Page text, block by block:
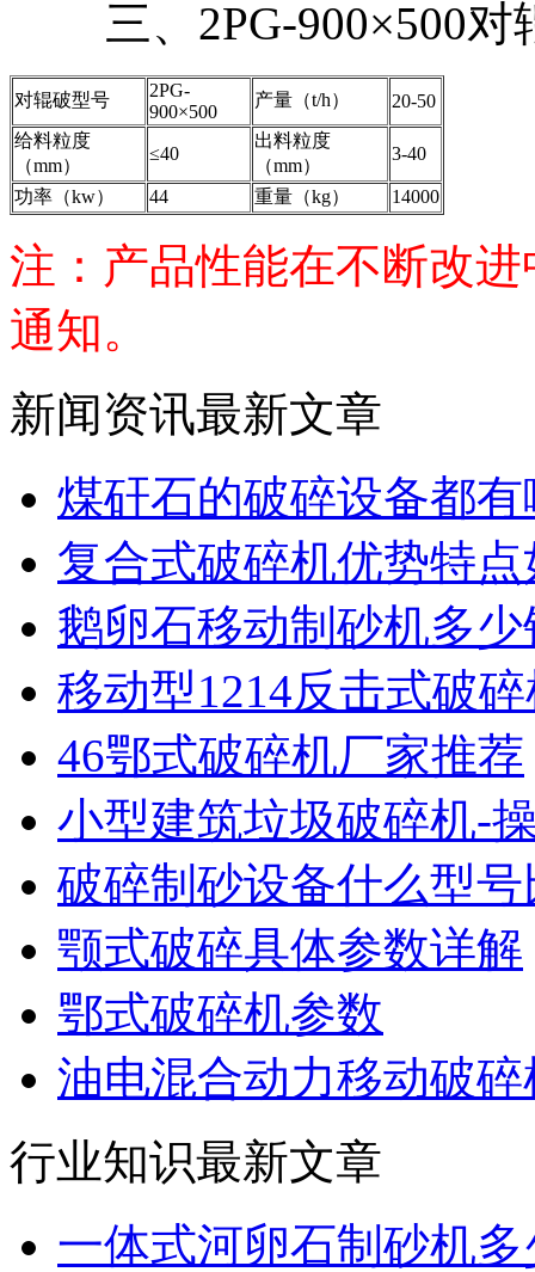
三、2PG-900×500对
对辊破型号
2PG-
900×500
产量（t/h）
20-50
给料粒度
（mm）
≤40
出料粒度
（mm）
3-40
功率（kw） 44 重量（kg） 14000
注：产品性能在不断改
通知。
新闻资讯最新文章
煤矸石的破碎设备都
复合式破碎机优势特
鹅卵石移动制砂机多
移动型1214反击式破
46鄂式破碎机厂家推荐
小型建筑垃圾破碎机-
破碎制砂设备什么型
颚式破碎具体参数详解
鄂式破碎机参数
油电混合动力移动破
行业知识最新文章
一体式河卵石制砂机